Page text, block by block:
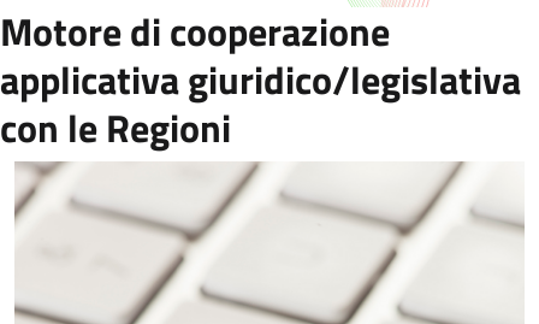
Motore di cooperazione
applicativa giuridico/legislativa
con le Regioni